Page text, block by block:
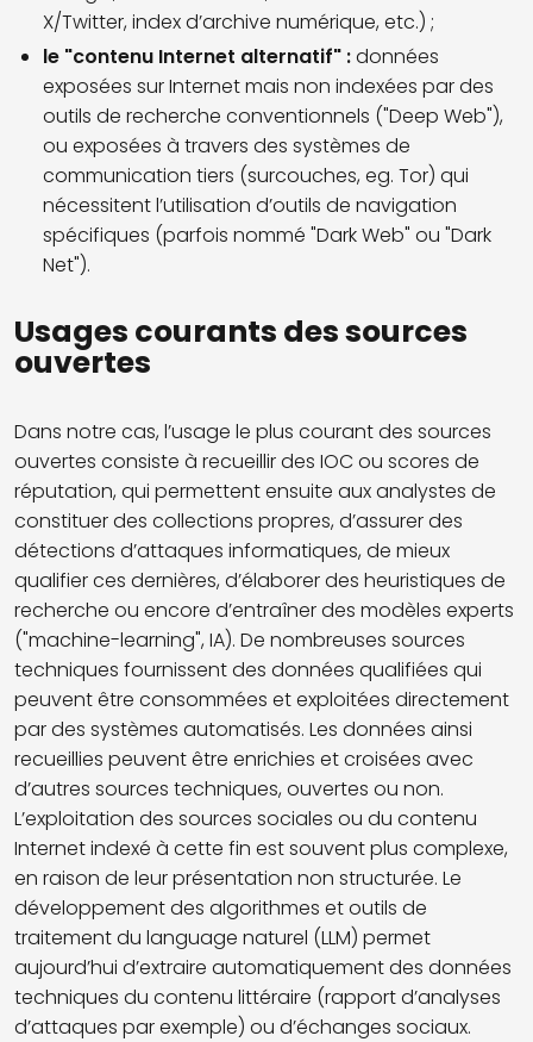
X/Twitter, index d’archive numérique, etc.) ;
le "contenu Internet alternatif" :données
exposées sur Internet mais non indexées par des
outils de recherche conventionnels ("Deep Web"),
ou exposées à travers des systèmes de
communication tiers (surcouches, eg. Tor) qui
nécessitent l’utilisation d’outils de navigation
spécifiques (parfois nommé "Dark Web" ou "Dark
Net").
Usages courants des sources
ouvertes
Dans notre cas, l’usage le plus courant des sources
ouvertes consiste à recueillir des IOC ou scores de
réputation, qui permettent ensuite aux analystes de
constituer des collections propres, d’assurer des
détections d’attaques informatiques, de mieux
qualifier ces dernières, d’élaborer des heuristiques de
recherche ou encore d’entraîner des modèles experts
("machine-learning", IA). De nombreuses sources
techniques fournissent des données qualifiées qui
peuvent être consommées et exploitées directement
par des systèmes automatisés. Les données ainsi
recueillies peuvent être enrichies et croisées avec
d’autres sources techniques, ouvertes ou non.
L’exploitation des sources sociales ou du contenu
Internet indexé à cette fin est souvent plus complexe,
en raison de leur présentation non structurée. Le
développement des algorithmes et outils de
traitement du language naturel (LLM) permet
aujourd’hui d’extraire automatiquement des données
techniques du contenu littéraire (rapport d’analyses
d’attaques par exemple) ou d’échanges sociaux.